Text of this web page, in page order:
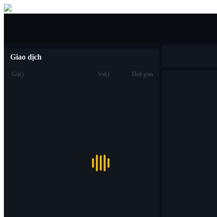
Giao dịch
Giá() Vol () Thời gian